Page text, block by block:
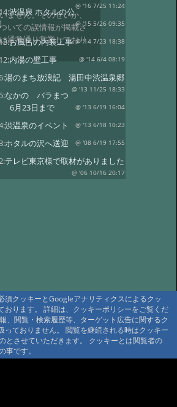
ません。そのせいか、
いての誤情報が掲載さ
通常通り営業しており
@ '16 7/25 11:24
渋温泉 ホタルの公
@ '15 5/26 09:35
お風呂の内装工事 @ '14 7/23 18:38
内湯の壁工事 @ '14 6/4 08:19
湯のまち放浪記 湯田中渋温泉郷
@ '13 11/25 18:33
なかの バラまつ
6月23日まで
@ '13 6/19 16:04
渋温泉のイベント @ '13 6/18 10:23
ホタルの沢へ送迎 @ '08 6/19 17:55
テレビ東京様で取材がありました
@ '06 10/16 20:17
須クッキーとGoogleアナリティクスによるクッ
おります。 詳細は、クッキーポリシーをご覧くだ
、閲覧・検索履歴等、ターゲット広告に関するク
っておりません。 閲覧を継続される時はクッキー
とさせていただきます。 クッキーとは閲覧者の
事です。